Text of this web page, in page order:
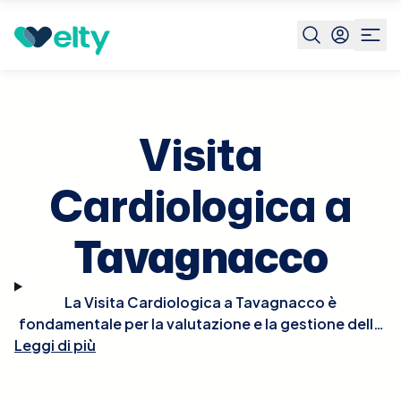
Prenota visita Tavagnacco
Visita
Cardiologica a
Tavagnacco
La Visita Cardiologica a Tavagnacco è
fondamentale per la valutazione e la gestione della
salute del cuore. Durante la visita, il cardiologo
Leggi di più